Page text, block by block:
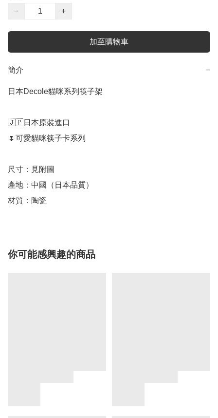
−
+
加至購物車
簡介 −
日本Decole貓咪系列筷子架
🇯🇵日本原裝進口
🌷可愛貓咪筷子卡系列
尺寸：見附圖
產地：中國（日本品質）
材質：陶瓷
你可能感興趣的商品